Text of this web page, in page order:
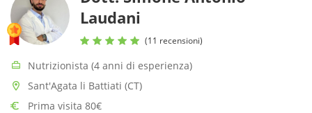
Laudani
(11 recensioni)
Nutrizionista (4 anni di esperienza)
Sant'Agata li Battiati (CT)
Prima visita 80€